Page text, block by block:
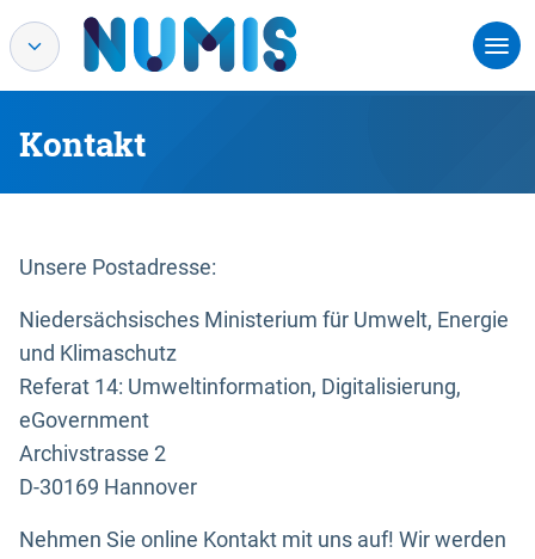
Kontakt
Unsere Postadresse:
Niedersächsisches Ministerium für Umwelt, Energie
und Klimaschutz
Referat 14: Umweltinformation, Digitalisierung,
eGovernment
Archivstrasse 2
D-30169 Hannover
Nehmen Sie online Kontakt mit uns auf! Wir werden